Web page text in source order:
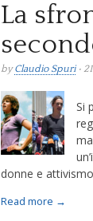
La
byClaudio Spuri•
Si
donne e
Read more →